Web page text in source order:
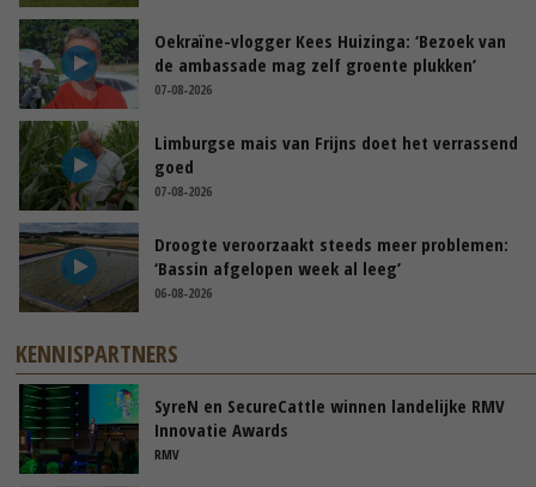
Oekraïne-vlogger Kees Huizinga: ‘Bezoek van
de ambassade mag zelf groente plukken’
07-08-2026
Limburgse mais van Frijns doet het verrassend
goed
07-08-2026
Droogte veroorzaakt steeds meer problemen:
‘Bassin afgelopen week al leeg’
06-08-2026
KENNISPARTNERS
SyreN en SecureCattle winnen landelijke RMV
Innovatie Awards
RMV